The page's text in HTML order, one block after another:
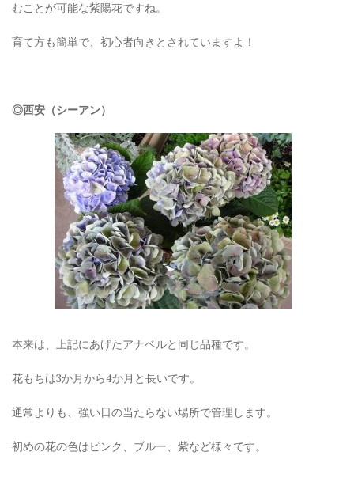
むことが可能な紫陽花ですね。
育て方も簡単で、初心者向きとされていますよ！
◎西安（シーアン）
本来は、上記にあげたアナベルと同じ品種です。
花もちは3か月から4か月と長いです。
通常よりも、強い日の当たらない場所で管理します。
初めの花の色はピンク、ブルー、紫など様々です。